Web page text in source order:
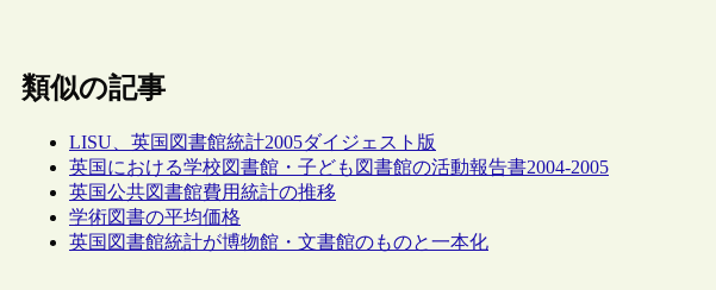
類似の記事
LISU、英国図書館統計2005ダイジェスト版
英国における学校図書館・子ども図書館の活動報告書2004-2005
英国公共図書館費用統計の推移
学術図書の平均価格
英国図書館統計が博物館・文書館のものと一本化